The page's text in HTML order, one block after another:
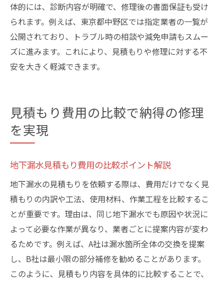
トラブル経験から学ぶ失敗しない修理法
体的には、診断内容が明確で、修理後の書面保証も受け
られます。例えば、東京都中野区では指定業者の一覧が
公開されており、トラブル時の相談や減免申請もスムー
ズに進みます。これにより、見積もりや修理に対する不
安を大きく軽減できます。
見積もり費用の比較で納得の修理
を実現
地下漏水見積もり費用の比較ポイント解説
地下漏水の見積もりを依頼する際は、費用だけでなく見
積もりの内訳や工法、使用材料、作業工程を比較するこ
とが重要です。理由は、同じ地下漏水でも原因や状況に
よって必要な作業が異なり、業者ごとに提案内容が変わ
るためです。例えば、A社は漏水箇所全体の交換を提案
し、B社は最小限の部分補修を勧めることがあります。
このように、見積もり内容を具体的に比較することで、